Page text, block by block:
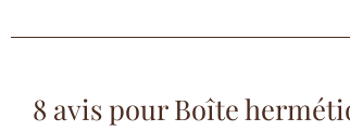
8 avis pourBoîte